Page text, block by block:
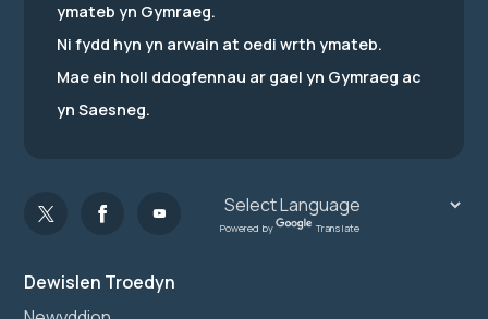
Dewislen Troedyn
ymateb yn Gymraeg.
Ni fydd hyn yn arwain at oedi wrth ymateb.
Mae ein holl ddogfennau ar gael yn Gymraeg ac
yn Saesneg.
Powered by Translate